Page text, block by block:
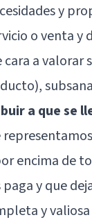
y
o venta y
a valorar
a que se
encima de
y que
y